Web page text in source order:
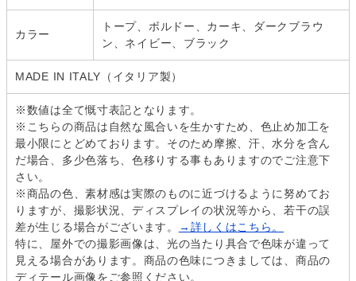
カラー
トープ、ボルドー、カーキ、ダークブラウ
ン、ネイビー、ブラック
MADE IN ITALY（イタリア製）
※数値は全て慨寸表記となります。
※こちらの商品は自然な風合いを生かすため、色止め加工を
最小限にとどめております。そのため摩擦、汗、水分を含ん
だ場合、多少色落ち、色移りする事もありますのでご注意下
さい。
※商品の色、素材感は実際のものに近づけるように努めてお
りますが、撮影状況、ディスプレイの状況等から、若干の誤
差が生じる場合がございます。
→詳しくはこちら。
特に、屋外での撮影画像は、光の当たり具合で色味が違って
見える場合があります。商品の色味につきましては、商品の
ディテール画像をご参照ください。